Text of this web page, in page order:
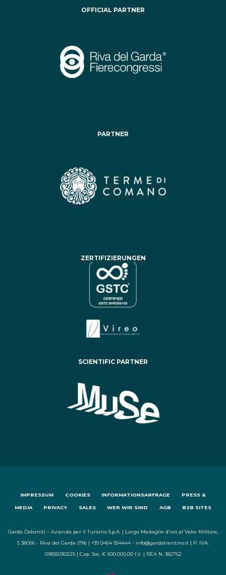
OFFICIAL PARTNER
PARTNER
ZERTIFIZIERUNGEN
SCIENTIFIC PARTNER
IMPRESSUM COOKIES INFORMATIONSANFRAGE PRESS &
MEDIA PRIVACY SALES WER WIR SIND AGB B2B SITES
Garda Dolomiti – Azienda per il Turismo S.p.A. | Largo Medaglie d'oro al Valor Militare,
5 38066 - Riva del Garda (TN) | +39 0464 554444 - info@gardatrentino.it | P. IVA:
01855030225 | Cap. Soc. € 600.000,00 I.V. | REA N. 182762